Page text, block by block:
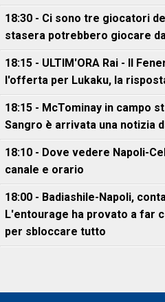
18:30 - Ci sono tre giocatori
stasera potrebbero giocare
18:15 - ULTIM'ORA Rai - Il
l'offerta per Lukaku, la
18:15 - McTominay in campo
Sangro è arrivata una notizia
18:10 - Dove vedere Napoli-
canale e orario
18:00 - Badiashile-Napoli,
L'entourage ha provato a far
per sbloccare tutto